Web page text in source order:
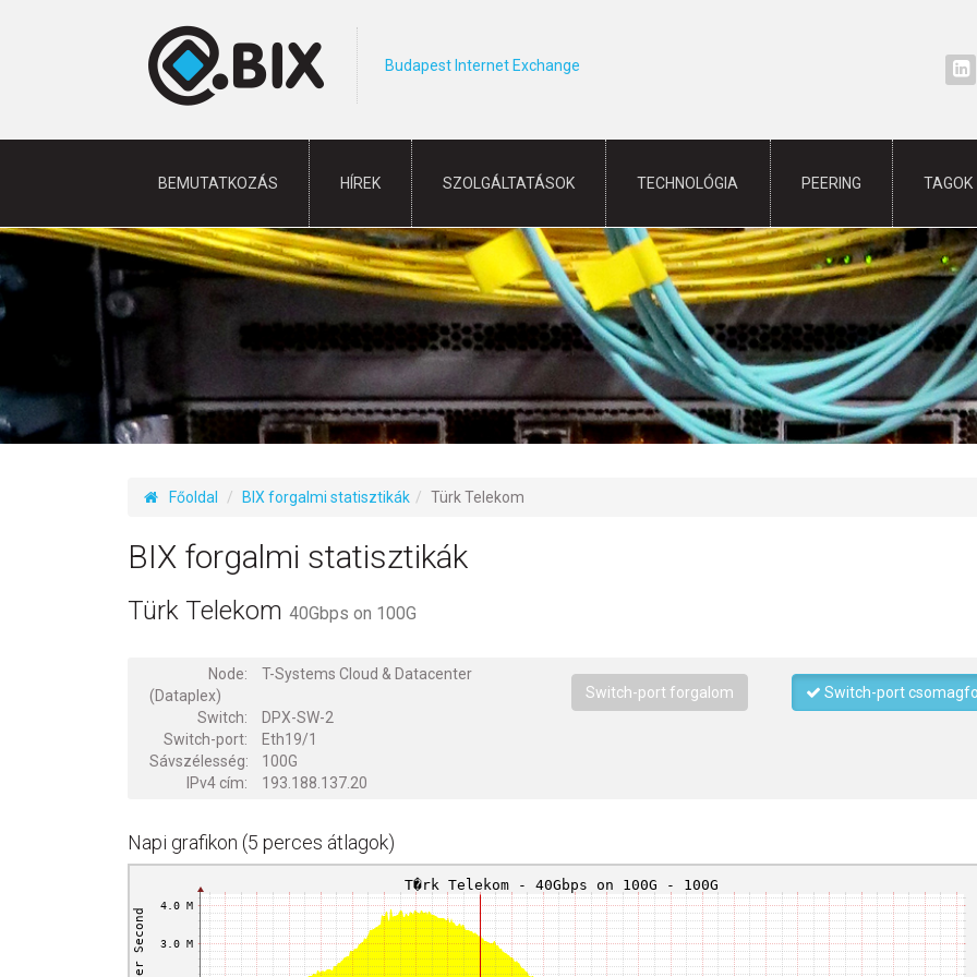
Budapest Internet Exchange
BEMUTATKOZÁS HÍREK SZOLGÁLTATÁSOK TECHNOLÓGIA PEERING TAGOK
Főoldal BIX forgalmi statisztikák Türk Telekom
BIX forgalmi statisztikák
Türk Telekom 40Gbps on 100G
Node:
T-Systems Cloud & Datacenter
(Dataplex)
Switch:
DPX-SW-2
Switch-port:
Eth19/1
Sávszélesség:
100G
IPv4 cím:
193.188.137.20
Switch-port forgalom Switch-port
Napi grafikon (5 perces átlagok)